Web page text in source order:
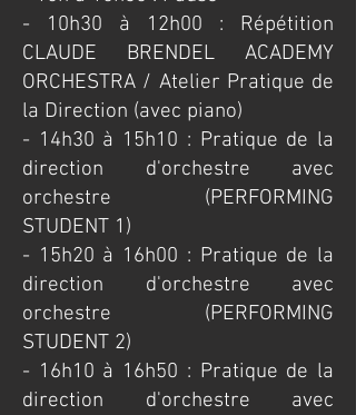
- 10h30 à 12h00 : Répétition
CLAUDE BRENDEL ACADEMY
ORCHESTRA / Atelier Pratique de
la Direction (avec piano)
- 14h30 à 15h10 : Pratique de la
direction d'orchestre avec
orchestre (PERFORMING
STUDENT 1)
- 15h20 à 16h00 : Pratique de la
direction d'orchestre avec
orchestre (PERFORMING
STUDENT 2)
- 16h10 à 16h50 : Pratique de la
direction d'orchestre avec